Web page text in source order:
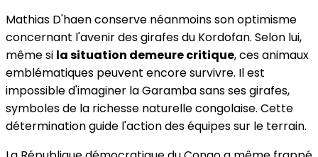
Mathias D'haen conserve néanmoins son optimisme
concernant l'avenir des girafes du Kordofan. Selon lui,
même si la situation demeure critique, ces animaux
emblématiques peuvent encore survivre. Il est
impossible d'imaginer la Garamba sans ses girafes,
symboles de la richesse naturelle congolaise. Cette
détermination guide l'action des équipes sur le terrain.